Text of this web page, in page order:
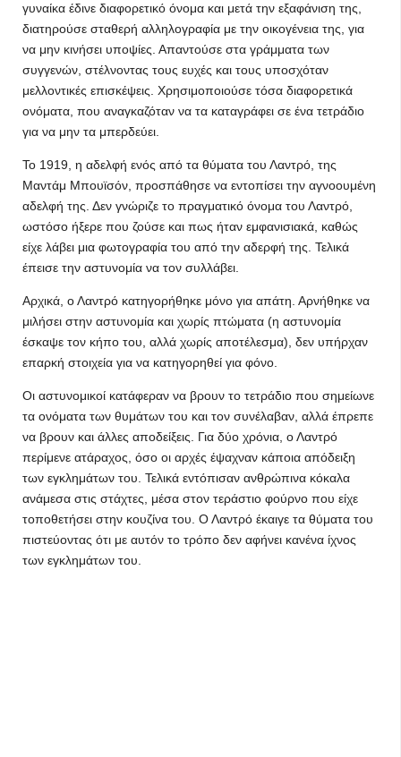
γυναίκα έδινε διαφορετικό όνομα και μετά την εξαφάνιση της,
διατηρούσε σταθερή αλληλογραφία με την οικογένεια της, για
να μην κινήσει υποψίες. Απαντούσε στα γράμματα των
συγγενών, στέλνοντας τους ευχές και τους υποσχόταν
μελλοντικές επισκέψεις. Χρησιμοποιούσε τόσα διαφορετικά
ονόματα, που αναγκαζόταν να τα καταγράφει σε ένα τετράδιο
για να μην τα μπερδεύει.
Το 1919, η αδελφή ενός από τα θύματα του Λαντρό, της
Μαντάμ Μπουϊσόν, προσπάθησε να εντοπίσει την αγνοουμένη
αδελφή της. Δεν γνώριζε το πραγματικό όνομα του Λαντρό,
ωστόσο ήξερε που ζούσε και πως ήταν εμφανισιακά, καθώς
είχε λάβει μια φωτογραφία του από την αδερφή της. Τελικά
έπεισε την αστυνομία να τον συλλάβει.
Αρχικά, ο Λαντρό κατηγορήθηκε μόνο για απάτη. Αρνήθηκε να
μιλήσει στην αστυνομία και χωρίς πτώματα (η αστυνομία
έσκαψε τον κήπο του, αλλά χωρίς αποτέλεσμα), δεν υπήρχαν
επαρκή στοιχεία για να κατηγορηθεί για φόνο.
Οι αστυνομικοί κατάφεραν να βρουν το τετράδιο που σημείωνε
τα ονόματα των θυμάτων του και τον συνέλαβαν, αλλά έπρεπε
να βρουν και άλλες αποδείξεις. Για δύο χρόνια, ο Λαντρό
περίμενε ατάραχος, όσο οι αρχές έψαχναν κάποια απόδειξη
των εγκλημάτων του. Τελικά εντόπισαν ανθρώπινα κόκαλα
ανάμεσα στις στάχτες, μέσα στον τεράστιο φούρνο που είχε
τοποθετήσει στην κουζίνα του. Ο Λαντρό έκαιγε τα θύματα του
πιστεύοντας ότι με αυτόν το τρόπο δεν αφήνει κανένα ίχνος
των εγκλημάτων του.